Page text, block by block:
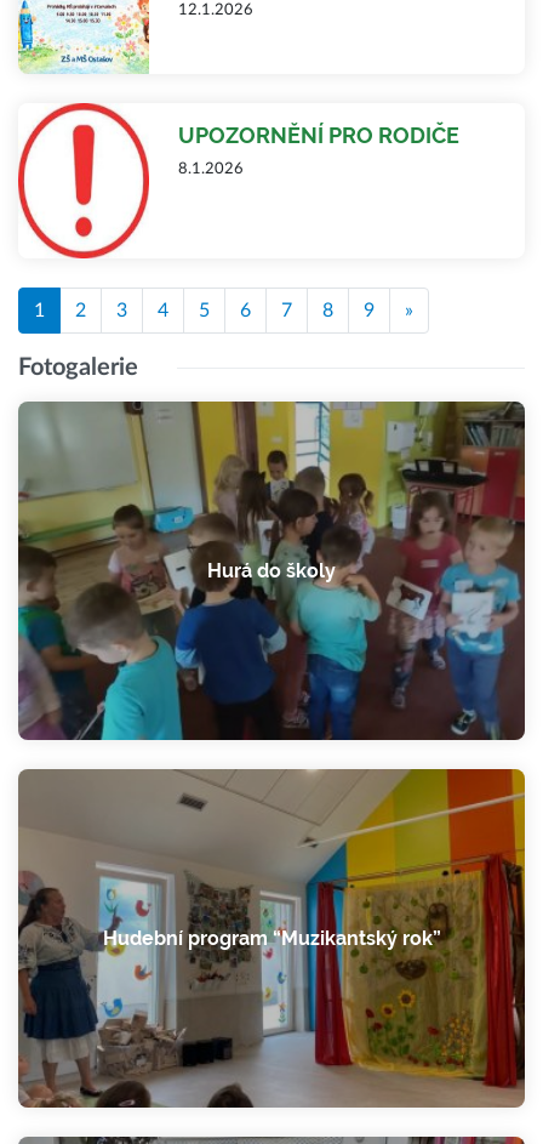
12.1.2026
UPOZORNĚNÍ PRO RODIČE
8.1.2026
1 2 3 4 5 6 7 8 9 »
Fotogalerie
Hurá do školy
Hudební program “Muzikantský rok”